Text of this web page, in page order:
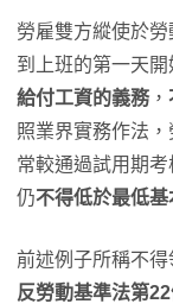
勞雇雙方縱使於
到上班的第一天開
給付工資的義務 ，
照業界實務作法
常較通過試用期
仍不得低於最低基
前述例子所稱不得
反勞動基準法第